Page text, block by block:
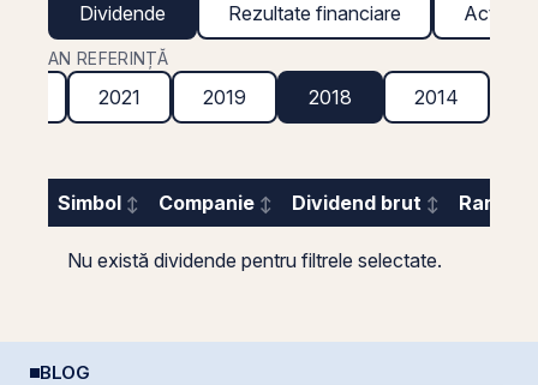
Dividende Rezultate financiare Acțiuni
AN REFERINȚĂ
2021 2019 2018 2014
Simbol Companie Dividend brut
Nu există dividende pentru filtrele selectate.
BLOG